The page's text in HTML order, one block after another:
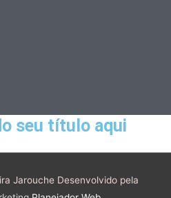
seu título aqui
JaroucheDesenvolvido pela